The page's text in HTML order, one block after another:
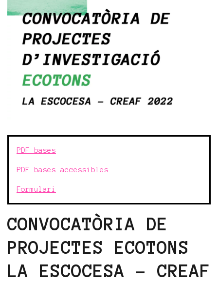
PDF bases
PDF bases accessibles
Formulari
CONVOCATÒRIA DE
PROJECTES ECOTONS
LA ESCOCESA - CREAF